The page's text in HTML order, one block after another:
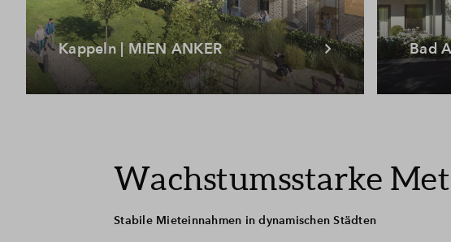
Kappeln | MIEN ANKER Bad
Wachstumsstarke
Stabile Mieteinnahmen in dynamischen Städten